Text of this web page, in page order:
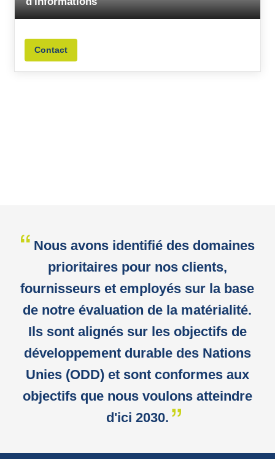
Contact
Nous avons identifié des domaines
prioritaires pour nos clients,
fournisseurs et employés sur la base
de notre évaluation de la matérialité.
Ils sont alignés sur les objectifs de
développement durable des Nations
Unies (ODD) et sont conformes aux
objectifs que nous voulons atteindre
d'ici 2030.